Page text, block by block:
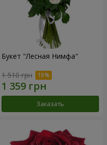
Букет "Лесная Нимфа"
1 510 грн
Заказать